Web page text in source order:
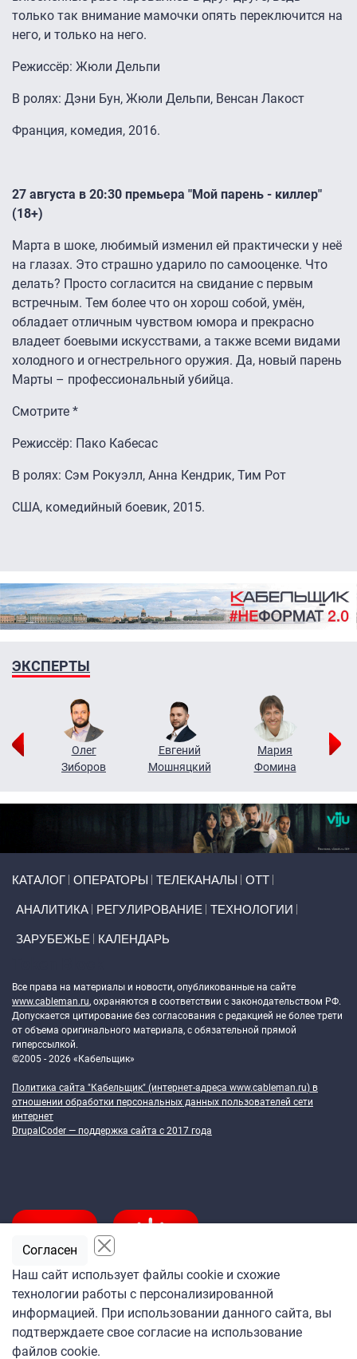
только так внимание мамочки опять переключится на
него, и только на него.
Режиссёр: Жюли Дельпи
В ролях: Дэни Бун, Жюли Дельпи, Венсан Лакост
Франция, комедия, 2016.
27 августа в 20:30 премьера "Мой парень - киллер"
(18+)
Марта в шоке, любимый изменил ей практически у неё
на глазах. Это страшно ударило по самооценке. Что
делать? Просто согласится на свидание с первым
встречным. Тем более что он хорош собой, умён,
обладает отличным чувством юмора и прекрасно
владеет боевыми искусствами, а также всеми видами
холодного и огнестрельного оружия. Да, новый парень
Марты – профессиональный убийца.
Смотрите *
Режиссёр: Пако Кабесас
В ролях: Сэм Рокуэлл, Анна Кендрик, Тим Рот
США, комедийный боевик, 2015.
ЭКСПЕРТЫ
Олег
Зиборов
Евгений
Мошняцкий
Мария
Фомина
КАТАЛОГ ОПЕРАТОРЫ ТЕЛЕКАНАЛЫ ОТТ
АНАЛИТИКА РЕГУЛИРОВАНИЕ ТЕХНОЛОГИИ
ЗАРУБЕЖЬЕ КАЛЕНДАРЬ
Все права на материалы и новости, опубликованные на сайте
www.cableman.ru, охраняются в соответствии с законодательством РФ.
Допускается цитирование без согласования с редакцией не более трети
от объема оригинального материала, с обязательной прямой
гиперссылкой.
©2005 - 2026 «Кабельщик»
Политика сайта "Кабельщик" (интернет-адреса www.cableman.ru) в
отношении обработки персональных данных пользователей сети
интернет
DrupalCoder — поддержка сайта c 2017 года
Подпишитесь
на ежедневную рассылку
«Кабельщика»
Наш сайт использует файлы cookie и схожие
технологии работы с персонализированной
информацией. При использовании данного сайта, вы
подтверждаете свое согласие на использование
файлов cookie.
Согласен